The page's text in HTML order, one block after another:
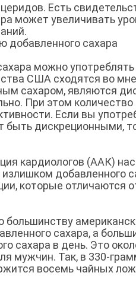
Есть
может увеличивать
добавленного сахара
можно
США сходятся во
сахаром, являются
При этом
Если вы
быть дискреционными,
кардиологов (ААК)
добавленного
которые отличаются
сахара, а
сахара в день. Это
мужчин. Так, в 330-
восемь чайных